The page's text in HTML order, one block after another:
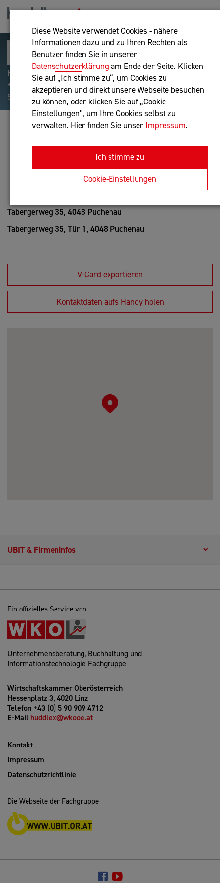
Diese Website verwendet Cookies - nähere
Informationen dazu und zu Ihren Rechten als
Benutzer finden Sie in unserer
Datenschutzerklärung am Ende der Seite. Klicken
Sie auf „Ich stimme zu“, um Cookies zu
akzeptieren und direkt unsere Webseite besuchen
zu können, oder klicken Sie auf „Cookie-
Einstellungen“, um Ihre Cookies selbst zu
verwalten. Hier finden Sie unser Impressum.
Ich stimme zu
Cookie-Einstellungen
Hilfreiche Suchparameter: Begriff einschließen:
+webshop, Begriff ausschließen: -webshop, Exakter
Suchbegriff: "internet of things"
MMAG. DIETER RAMEIS
Bilanzbuchhaltung nach BibuG, Unternehmensberatung
Anfrage oder Rückruf
Tabergerweg 35, 4048 Puchenau
Tabergerweg 35, Tür 1, 4048 Puchenau
V-Card exportieren
Kontaktdaten aufs Handy holen
UBIT & Firmeninfos
Ein offizielles Service von
Unternehmensberatung, Buchhaltung und
Informationstechnologie Fachgruppe
Wirtschaftskammer Oberösterreich
Hessenplatz 3, 4020 Linz
Telefon +43 (0) 5 90 909 4712
E-Mail huddlex@wkooe.at
Kontakt
Impressum
Datenschutzrichtlinie
Die Webseite der Fachgruppe